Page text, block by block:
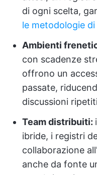
di ogni scelta,
le metodologie
Ambienti
con scadenze
offrono un
passate,
discussioni
Team distribuiti:
ibride, i registri
collaborazione
anche da fonte